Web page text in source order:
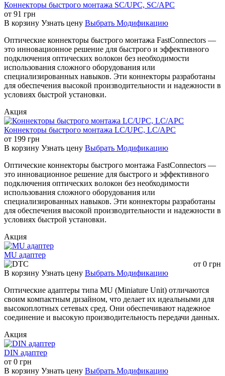
Коннекторы быстрого монтажа SC/UPC, SC/APC
от 91 грн
В корзину Узнать цену Выбрать Модификацию
Оптические коннекторы быстрого монтажа FastConnectors —
это инновационное решение для быстрого и эффективного
подключения оптических волокон без необходимости
использования сложного оборудования или
специализированных навыков. Эти коннекторы разработаны
для обеспечения высокой производительности и надежности в
условиях быстрой установки.
Акция
Коннекторы быстрого монтажа LC/UPC, LC/APC
от 199 грн
В корзину Узнать цену Выбрать Модификацию
Оптические коннекторы быстрого монтажа FastConnectors —
это инновационное решение для быстрого и эффективного
подключения оптических волокон без необходимости
использования сложного оборудования или
специализированных навыков. Эти коннекторы разработаны
для обеспечения высокой производительности и надежности в
условиях быстрой установки.
Акция
MU адаптер
от 0 грн
В корзину Узнать цену Выбрать Модификацию
Оптические адаптеры типа MU (Miniature Unit) отличаются
своим компактным дизайном, что делает их идеальными для
высокоплотных сетевых сред. Они обеспечивают надежное
соединение и высокую производительность передачи данных.
Акция
DIN адаптер
от 0 грн
В корзину Узнать цену Выбрать Модификацию